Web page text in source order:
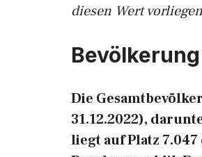
diesen Wert
Die
31.12.2022),
liegt auf Platz